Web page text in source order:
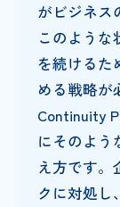
がビジネス
このような
を続けるた
める戦略が
Continuity
にそのよう
え方です。
クに対処し